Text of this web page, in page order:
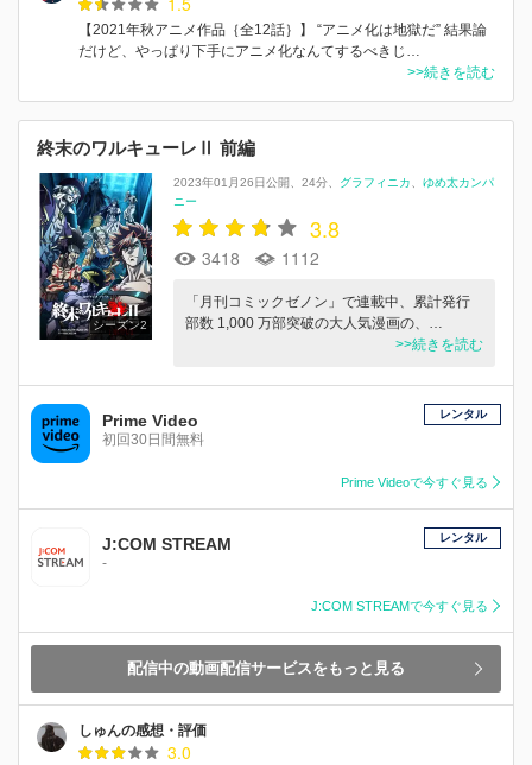
【2021年秋アニメ作品｛全12話｝】 “アニメ化は地獄だ” 結果論
だけど、やっぱり下手にアニメ化なんてするべきじ…
>>続きを読む
終末のワルキューレⅡ 前編
シーズン2
2023年01月26日公開 24分 グラフィニカ
ゆめ太カンパ
ニー
3.8
3418 1112
「⽉刊コミックゼノン」で連載中、累計発⾏
部数 1,000 万部突破の⼤⼈気漫画の、…
>>続きを読む
Prime Video
初回30日間無料
レンタル
Prime Videoで今すぐ見る
J:COM STREAM
-
レンタル
J:COM STREAMで今すぐ見る
配信中の動画配信サービスをもっと見る
しゅんの感想・評価
3.0